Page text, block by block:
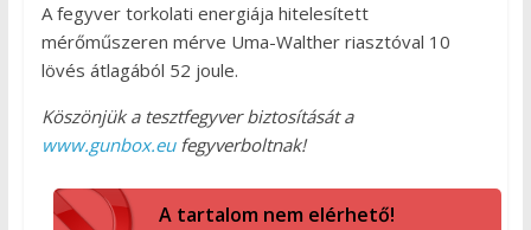
A fegyver torkolati energiája hitelesített
mérőműszeren mérve Uma-Walther riasztóval 10
lövés átlagából 52 joule.
Köszönjük a tesztfegyver biztosítását a
www.gunbox.eufegyverboltnak!
A tartalom nem elérhető!